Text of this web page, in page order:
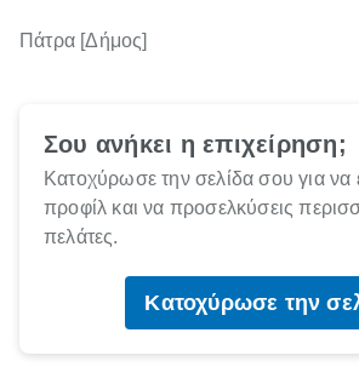
Πάτρα [Δήμος]
Σου ανήκει η επιχείρηση;
Κατοχύρωσε την σελίδα σου για να
προφίλ και να προσελκύσεις
πελάτες.
Κατοχύρωσε την